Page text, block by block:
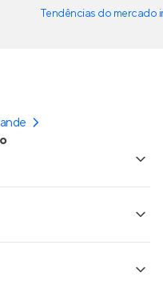
Tendências do mercado